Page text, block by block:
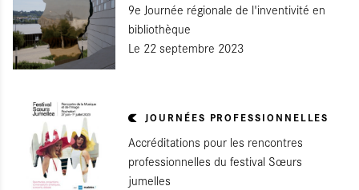
9e Journée régionale de l'inventivité en
bibliothèque
Le 22 septembre 2023
JOURNÉES PROFESSIONNELLES
Accréditations pour les rencontres
professionnelles du festival Sœurs
jumelles